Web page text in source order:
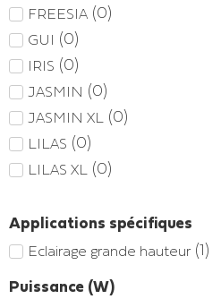
FREESIA (0)
GUI (0)
IRIS (0)
JASMIN (0)
JASMIN XL (0)
LILAS (0)
LILAS XL (0)
Applications spécifiques
Eclairage grande hauteur (1)
Puissance (W)